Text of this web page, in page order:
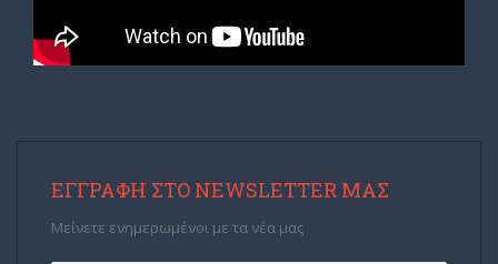
ΕΓΓΡΑΦΉ ΣΤΟ NEWSLETTER ΜΑΣ
Μείνετε ενημερωμένοι με τα νέα μας